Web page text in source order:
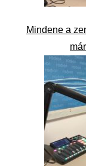
Mindene a